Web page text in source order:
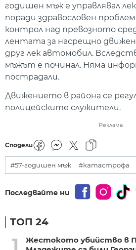
годишен мъж е управлявал
поради здравословен проблем
контрол над превозното
лентата за насрещно
друг лек автомобил.
мъжът е починал. Няма
пострадали.
Движението в района се
полицейските служители.
Реклама
Сподели
#57-годишен мъж #катастрофа
Последвайте ни
ТОП 24
1
Жестокото убийство в